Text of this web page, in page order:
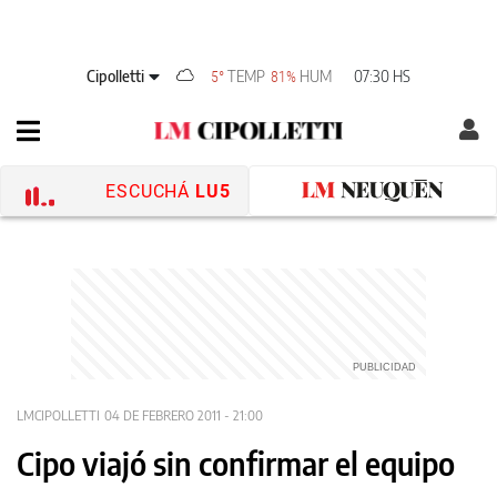
Cipolletti 5°TEMP 81% HUM 07:30 HS
ESCUCHÁ LU5
LMCIPOLLETTI 04 DE FEBRERO 2011 - 21:00
Cipo viajó sin confirmar el equipo